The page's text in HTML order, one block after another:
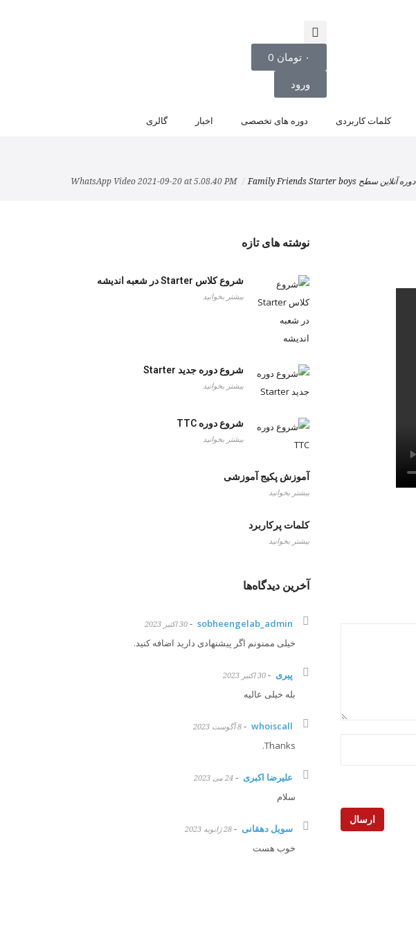
۰ تومان 0
ورود
کلمات کاربردی دوره های تخصصی اخبار گالری
دوره آنلاین سطح Family Friends Starter boys WhatsApp Video 2021-09-20 at 5.08.40 PM
ارسال
نوشته های تازه
شروع کلاس Starter در شعبه اندیشه
بیشتر بخوانید
شروع دوره جدید Starter
بیشتر بخوانید
شروع دوره TTC
بیشتر بخوانید
آموزش پکیج آموزشی
بیشتر بخوانید
کلمات پرکاربرد
بیشتر بخوانید
آخرین دیدگاه‌ها
sobheengelab_admin
- 30 اکتبر 2023
خیلی ممنونم اگر پیشنهادی دارید اضافه کنید.
پیری - 30 اکتبر 2023
بله خیلی عالیه
whoiscall
- 8 آگوست 2023
Thanks.
علیرضا اکبری - 24 می 2023
سلام
سویل دهقانی - 28 ژانویه 2023
خوب هست